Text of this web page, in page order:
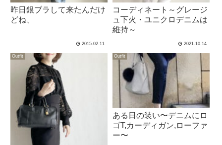
昨日銀ブラして来たんだけ
どね、
2015.02.11
コーディネート～グレージ
ュ下火・ユニクロデニムは
維持～
2021.10.14
Outfit Outfit
ある日の装い〜デニムにロ
ゴT,カーディガン,ローファ
ー〜